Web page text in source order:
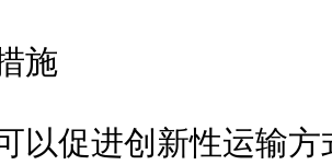
施
以促进创新性运输